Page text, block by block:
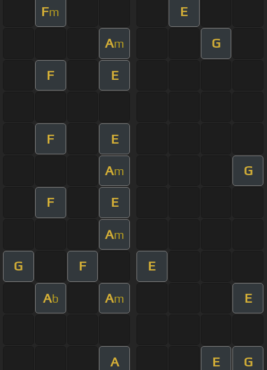
Fm E
Am G
F E
F E
Am G
F E
Am
G F E
Ab Am E
A E G